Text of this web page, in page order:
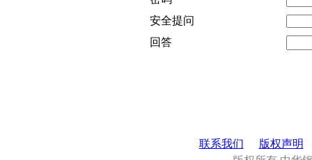
安全提问
回答
联系我们
版权声明